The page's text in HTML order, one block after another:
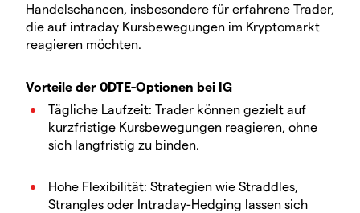
Handelschancen, insbesondere für erfahrene Trader,
die auf intraday Kursbewegungen im Kryptomarkt
reagieren möchten.
Vorteile der 0DTE-Optionen bei IG
Tägliche Laufzeit: Trader können gezielt auf
kurzfristige Kursbewegungen reagieren, ohne
sich langfristig zu binden.
Hohe Flexibilität: Strategien wie Straddles,
Strangles oder Intraday-Hedging lassen sich